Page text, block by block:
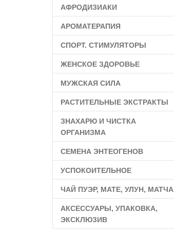
АФРОДИЗИАКИ
АРОМАТЕРАПИЯ
СПОРТ. СТИМУЛЯТОРЫ
ЖЕНСКОЕ ЗДОРОВЬЕ
МУЖСКАЯ СИЛА
РАСТИТЕЛЬНЫЕ ЭКСТРАКТЫ
ЗНАХАРЮ И ЧИСТКА
ОРГАНИЗМА
СЕМЕНА ЭНТЕОГЕНОВ
УСПОКОИТЕЛЬНОЕ
ЧАЙ ПУЭР, МАТЕ, УЛУН, МАТЧА
АКСЕССУАРЫ, УПАКОВКА,
ЭКСКЛЮЗИВ